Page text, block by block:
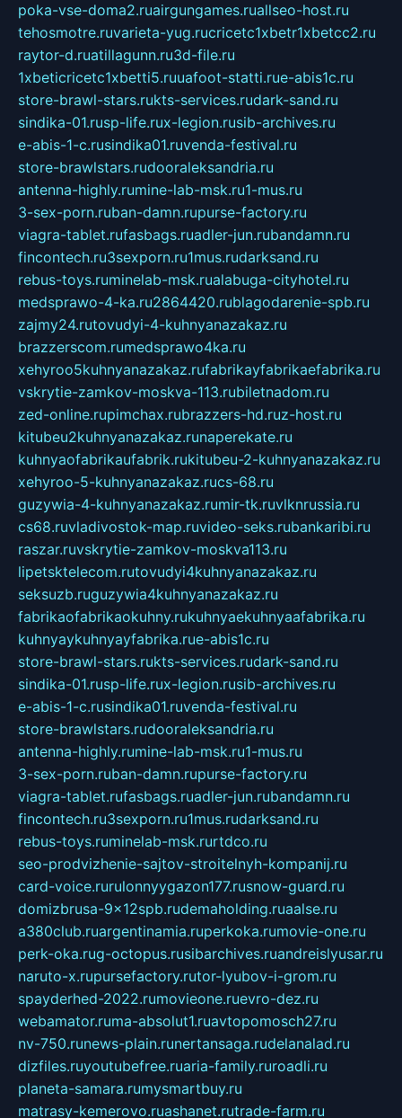
poka-vse-doma2.ruairgungames.ruallseo-host.ru
tehosmotre.ruvarieta-yug.rucricetc1xbetr1xbetcc2.ru
raytor-d.ruatillagunn.ru3d-file.ru
1xbeticricetc1xbetti5.ruuafoot-statti.rue-abis1c.ru
store-brawl-stars.rukts-services.rudark-sand.ru
sindika-01.rusp-life.rux-legion.rusib-archives.ru
e-abis-1-c.rusindika01.ruvenda-festival.ru
store-brawlstars.rudooraleksandria.ru
antenna-highly.rumine-lab-msk.ru1-mus.ru
3-sex-porn.ruban-damn.rupurse-factory.ru
viagra-tablet.rufasbags.ruadler-jun.rubandamn.ru
fincontech.ru3sexporn.ru1mus.rudarksand.ru
rebus-toys.ruminelab-msk.rualabuga-cityhotel.ru
medsprawo-4-ka.ru2864420.rublagodarenie-spb.ru
zajmy24.rutovudyi-4-kuhnyanazakaz.ru
brazzerscom.rumedsprawo4ka.ru
xehyroo5kuhnyanazakaz.rufabrikayfabrikaefabrika.ru
vskrytie-zamkov-moskva-113.rubiletnadom.ru
zed-online.rupimchax.rubrazzers-hd.ruz-host.ru
kitubeu2kuhnyanazakaz.runaperekate.ru
kuhnyaofabrikaufabrik.rukitubeu-2-kuhnyanazakaz.ru
xehyroo-5-kuhnyanazakaz.rucs-68.ru
guzywia-4-kuhnyanazakaz.rumir-tk.ruvlknrussia.ru
cs68.ruvladivostok-map.ruvideo-seks.rubankaribi.ru
raszar.ruvskrytie-zamkov-moskva113.ru
lipetsktelecom.rutovudyi4kuhnyanazakaz.ru
seksuzb.ruguzywia4kuhnyanazakaz.ru
fabrikaofabrikaokuhny.rukuhnyaekuhnyaafabrika.ru
kuhnyaykuhnyayfabrika.rue-abis1c.ru
store-brawl-stars.rukts-services.rudark-sand.ru
sindika-01.rusp-life.rux-legion.rusib-archives.ru
e-abis-1-c.rusindika01.ruvenda-festival.ru
store-brawlstars.rudooraleksandria.ru
antenna-highly.rumine-lab-msk.ru1-mus.ru
3-sex-porn.ruban-damn.rupurse-factory.ru
viagra-tablet.rufasbags.ruadler-jun.rubandamn.ru
fincontech.ru3sexporn.ru1mus.rudarksand.ru
rebus-toys.ruminelab-msk.rurtdco.ru
seo-prodvizhenie-sajtov-stroitelnyh-kompanij.ru
card-voice.rurulonnyygazon177.rusnow-guard.ru
domizbrusa-9x12spb.rudemaholding.ruaalse.ru
a380club.ruargentinamia.ruperkoka.rumovie-one.ru
perk-oka.rug-octopus.rusibarchives.ruandreislyusar.ru
naruto-x.rupursefactory.rutor-lyubov-i-grom.ru
spayderhed-2022.rumovieone.ruevro-dez.ru
webamator.ruma-absolut1.ruavtopomosch27.ru
nv-750.runews-plain.runertansaga.rudelanalad.ru
dizfiles.ruyoutubefree.ruaria-family.ruroadli.ru
planeta-samara.rumysmartbuy.ru
matrasy-kemerovo.ruashanet.rutrade-farm.ru